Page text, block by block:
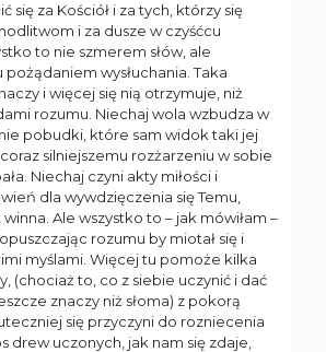
się za Kościół i za tych, którzy się
i za dusze w czyśćcu
to nie szmerem słów, ale
wysłuchania. Taka
i więcej się nią otrzymuje, niż
rozumu. Niechaj wola wzbudza w
pobudki, które sam widok taki jej
silniejszemu rozżarzeniu w sobie
Niechaj czyni akty miłości i
dla wywdzięczenia się Temu,
Ale wszystko to – jak mówiłam –
rozumu by miotał się i
myślami. Więcej tu pomoże kilka
(chociaż to, co z siebie uczynić i dać
znaczy niż słoma) z pokorą
się przyczyni do rozniecenia
drew uczonych, jak nam się zdaje,